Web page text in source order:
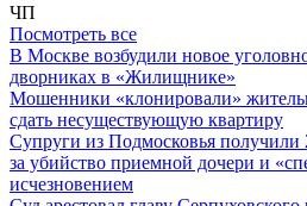
ЧП
Посмотреть все
В Москве возбудили новое
дворниках в «Жилищнике»
Мошенники «клонировали»
сдать несуществующую квартиру
Супруги из Подмосковья получили
за убийство приемной дочери и
исчезновением